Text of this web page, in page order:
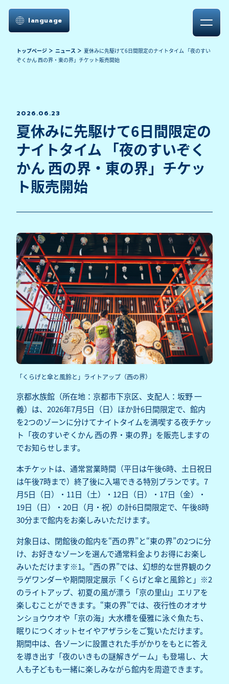
language
トップページ ニュース
夏休みに先駆けて6日間限定のナイトタイム 「夜のすい
ぞくかん 西の界・東の界」チケット販売開始
2026.06.23
夏休みに先駆けて6日間限定の
ナイトタイム 「夜のすいぞく
かん 西の界・東の界」チケッ
ト販売開始
「くらげと傘と風鈴と」ライトアップ（西の界）
京都水族館（所在地：京都市下京区、支配人：坂野 一
義）は、2026年7月5日（日）ほか計6日間限定で、館内
を2つのゾーンに分けてナイトタイムを満喫する夜チケッ
ト「夜のすいぞくかん 西の界・東の界」を販売しますの
でお知らせします。
本チケットは、通常営業時間（平日は午後6時、土日祝日
は午後7時まで）終了後に入場できる特別プランです。7
月5日（日）・11日（土）・12日（日）・17日（金）・
19日（日）・20日（月・祝）の計6日間限定で、午後8時
30分まで館内をお楽しみいただけます。
対象日は、閉館後の館内を“西の界”と“東の界”の2つに分
け、お好きなゾーンを選んで通常料金よりお得にお楽し
みいただけます※1。“西の界”では、幻想的な世界観のク
ラゲワンダーや期間限定展示「くらげと傘と風鈴と」※2
のライトアップ、初夏の風が漂う「京の里山」エリアを
楽しむことができます。“東の界”では、夜行性のオオサ
ンショウウオや「京の海」大水槽を優雅に泳ぐ魚たち、
眠りにつくオットセイやアザラシをご覧いただけます。
期間中は、各ゾーンに設置された手がかりをもとに答え
を導き出す「夜のいきもの謎解きゲーム」も登場し、大
人も子どもも一緒に楽しみながら館内を周遊できます。